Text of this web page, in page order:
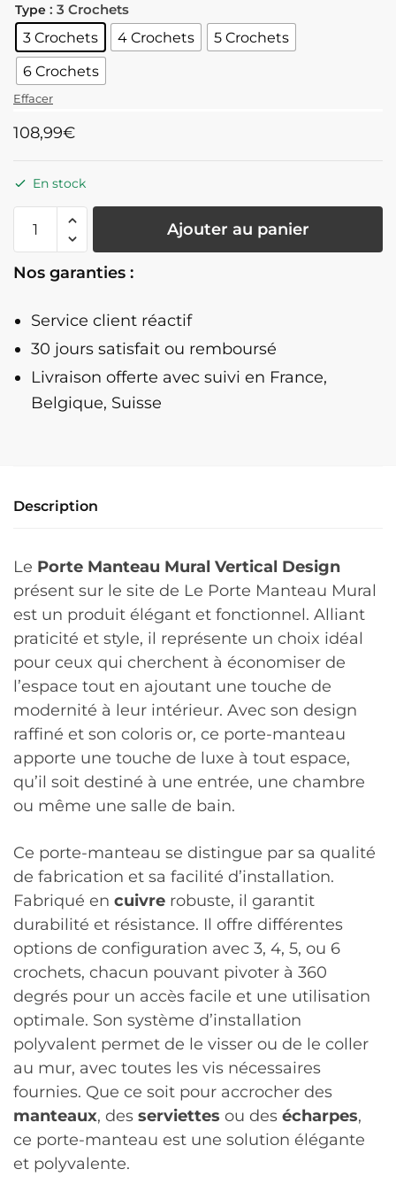
Type : 3 Crochets
3 Crochets
4 Crochets
5 Crochets
6 Crochets
Effacer
108,99€
En stock
Manteau
Vertical
Design
Ajouter au panier
Nos garanties :
Service client réactif
30 jours satisfait ou remboursé
Livraison offerte avec suivi en France,
Belgique, Suisse
Description
Le Porte Manteau Mural Vertical Design
présent sur le site de Le Porte Manteau Mural
est un produit élégant et fonctionnel. Alliant
praticité et style, il représente un choix idéal
pour ceux qui cherchent à économiser de
l’espace tout en ajoutant une touche de
modernité à leur intérieur. Avec son design
raffiné et son coloris or, ce porte-manteau
apporte une touche de luxe à tout espace,
qu’il soit destiné à une entrée, une chambre
ou même une salle de bain.
Ce porte-manteau se distingue par sa qualité
de fabrication et sa facilité d’installation.
Fabriqué en cuivre robuste, il garantit
durabilité et résistance. Il offre différentes
options de configuration avec 3, 4, 5, ou 6
crochets, chacun pouvant pivoter à 360
degrés pour un accès facile et une utilisation
optimale. Son système d’installation
polyvalent permet de le visser ou de le coller
au mur, avec toutes les vis nécessaires
fournies. Que ce soit pour accrocher des
manteaux, des serviettes ou des écharpes,
ce porte-manteau est une solution élégante
et polyvalente.